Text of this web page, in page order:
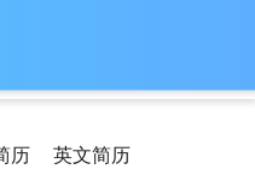
历 英文简历